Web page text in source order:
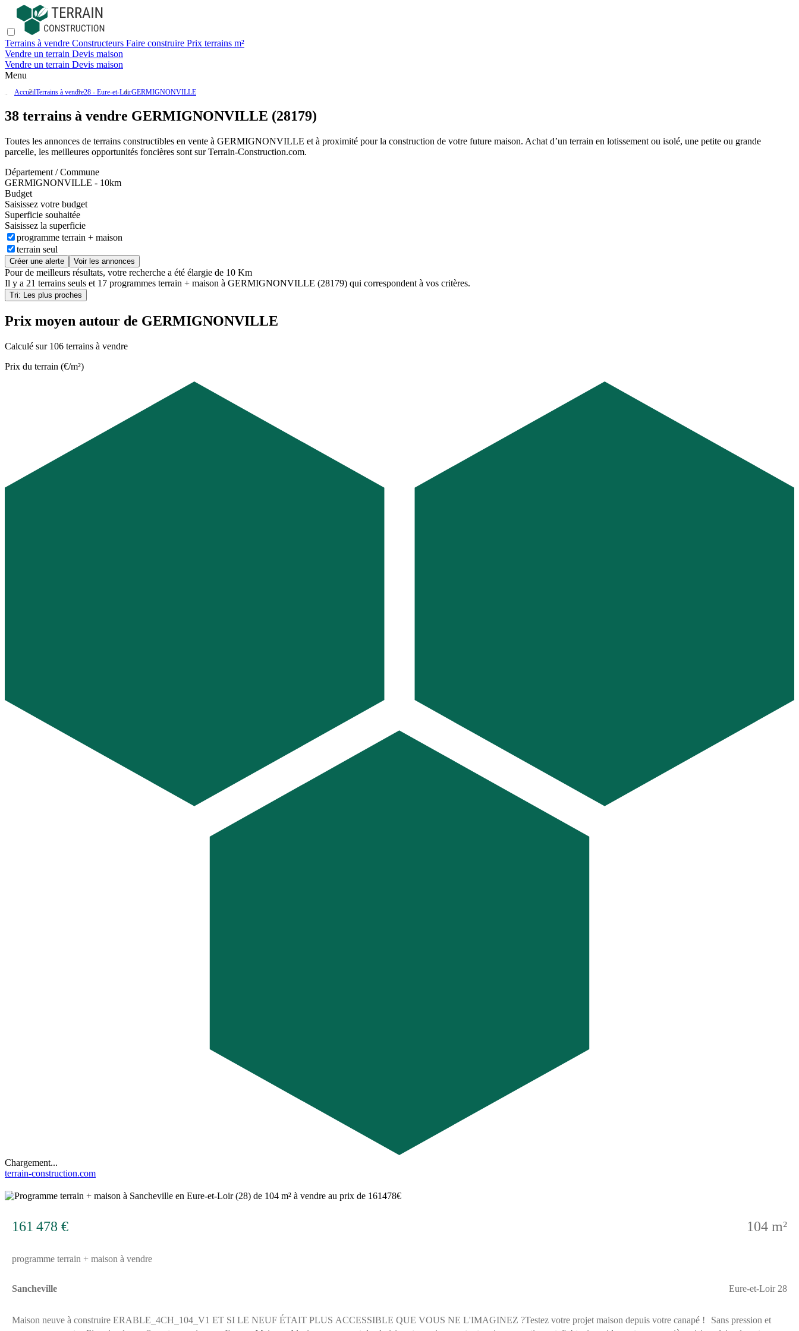
Terrains à vendre Constructeurs Faire construire Prix terrains m²
Vendre un terrain Devis maison
Vendre un terrain Devis maison
Menu
AccueilTerrains à vendre28 - Eure-et-LoirGERMIGNONVILLE
38 terrains à vendre GERMIGNONVILLE (28179)
Toutes les annonces de terrains constructibles en vente à GERMIGNONVILLE et à proximité pour la construction de votre future maison. Achat d’un terrain en lotissement ou isolé, une petite ou grande
parcelle, les meilleures opportunités foncières sont surTerrain-Construction.com.
Département / Commune
GERMIGNONVILLE - 10km
Budget
Saisissez votre budget
Superficie souhaitée
Saisissez la superficie
programme terrain + maison
terrain seul
Créer une alerte Voir les annonces
Pour de meilleurs résultats, votre recherche a été élargie de 10 Km
Il y a 21 terrains seuls et 17 programmes terrain + maison à GERMIGNONVILLE (28179) qui correspondent à vos critères.
Tri: Les plus proches
Prix moyen autour de GERMIGNONVILLE
Calculé sur 106 terrains à vendre
Prix du terrain (€/m²)
Chargement...
terrain-construction.com
8
161 478 € 104 m²
programme terrain + maison à vendre
Sancheville Eure-et-Loir 28
Maison neuve à construire ERABLE_4CH_104_V1 ET SI LE NEUF ÉTAIT PLUS ACCESSIBLE QUE VOUS NE L'IMAGINEZ ?Testez votre projet maison depuis votre canapé ! Sans pression et